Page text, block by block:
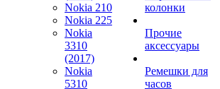
Nokia 210
Nokia 225
Nokia
3310
(2017)
Nokia
5310
колонки
Прочие
аксессуары
Ремешки для
часов